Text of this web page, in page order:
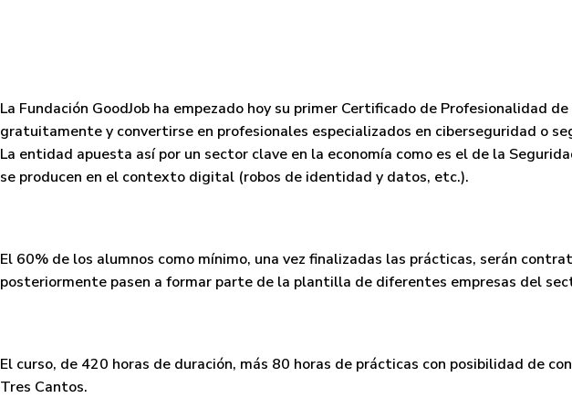
La Fundación GoodJob ha empezado hoy su primer Certificado de Profesionalidad
gratuitamente y convertirse en profesionales especializados en ciberseguridad o
La entidad apuesta así por un sector clave en la economía como es el de la
se producen en el contexto digital (robos de identidad y datos, etc.).
El 60% de los alumnos como mínimo, una vez finalizadas las prácticas, serán
posteriormente pasen a formar parte de la plantilla de diferentes empresas del
El curso, de 420 horas de duración, más 80 horas de prácticas con posibilidad de
Tres Cantos.